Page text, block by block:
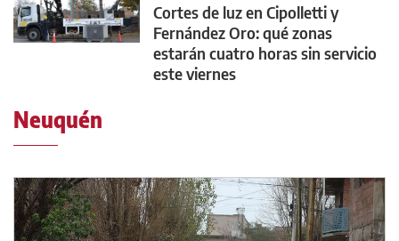
Cortes de luz en Cipolletti y
Fernández Oro: qué zonas
estarán cuatro horas sin servicio
este viernes
Neuquén